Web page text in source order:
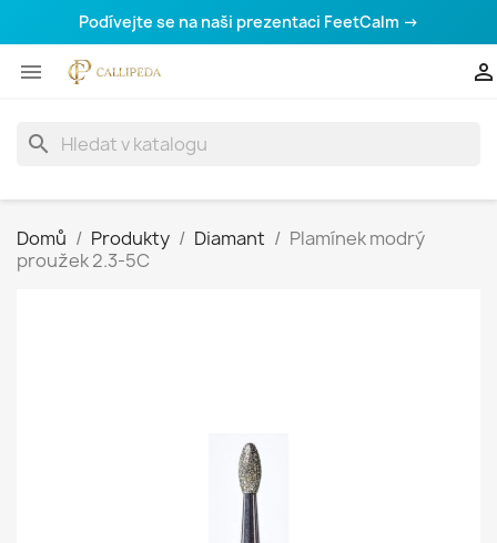
Podívejte se na naši prezentaci FeetCalm →
 
search
Domů Produkty Diamant
Plamínek modrý
proužek 2.3-5С